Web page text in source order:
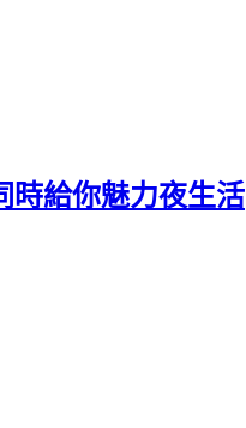
時給你魅力夜生活